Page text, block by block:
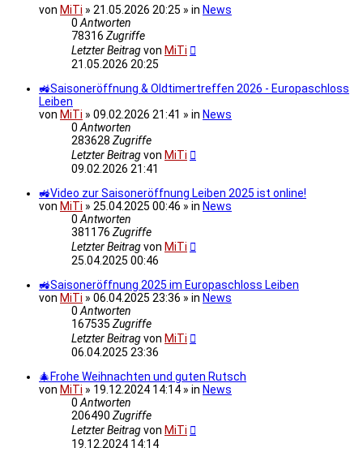
von MiTi » 21.05.2026 20:25 » in News
0Antworten
78316 Zugriffe
Letzter Beitragvon MiTi
21.05.2026 20:25
🚜Saisoneröffnung & Oldtimertreffen 2026 - Europaschloss
Leiben
von MiTi » 09.02.2026 21:41 » in News
0Antworten
283628 Zugriffe
Letzter Beitragvon MiTi
09.02.2026 21:41
🚜Video zur Saisoneröffnung Leiben 2025 ist online!
von MiTi » 25.04.2025 00:46 » in News
0Antworten
381176 Zugriffe
Letzter Beitragvon MiTi
25.04.2025 00:46
🚜Saisoneröffnung 2025 im Europaschloss Leiben
von MiTi » 06.04.2025 23:36 » in News
0Antworten
167535 Zugriffe
Letzter Beitragvon MiTi
06.04.2025 23:36
🎄Frohe Weihnachten und guten Rutsch
von MiTi » 19.12.2024 14:14 » in News
0Antworten
206490 Zugriffe
Letzter Beitragvon MiTi
19.12.2024 14:14